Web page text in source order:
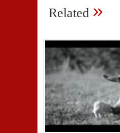
Related »